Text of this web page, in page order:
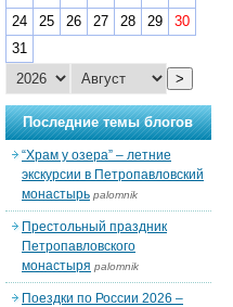
24
25 26 27 28 29
30
31
>
Последние темы блогов
“Храм у озера” – летние
экскурсии в Петропавловский
монастырь palomnik
Престольный праздник
Петропавловского
монастыря palomnik
Поездки по России 2026 –